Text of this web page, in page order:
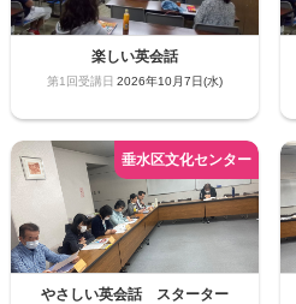
楽しい英会話
2026年10月7日(水)
やさしい英会話 スターター